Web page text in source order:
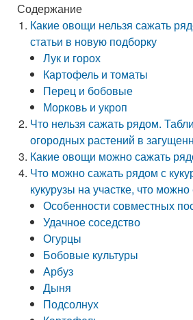
Содержание
Какие овощи нельзя сажать
статьи в новую подборку
Лук и горох
Картофель и томаты
Перец и бобовые
Морковь и укроп
Что нельзя сажать рядом.
огородных растений в
Какие овощи можно сажать
Что можно сажать рядом с
кукурузы на участке, что
Особенности совместных
Удачное соседство
Огурцы
Бобовые культуры
Арбуз
Дыня
Подсолнух